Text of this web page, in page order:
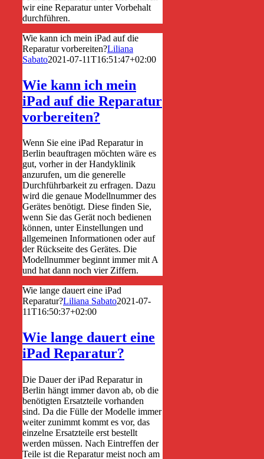
wir eine Reparatur unter Vorbehalt
durchführen.
Wie kann ich mein iPad auf die
Reparatur vorbereiten?Liliana
Sabato2021-07-11T16:51:47+02:00
Wie kann ich mein
iPad auf die Reparatur
vorbereiten?
Wenn Sie eine iPad Reparatur in
Berlin beauftragen möchten wäre es
gut, vorher in der Handyklinik
anzurufen, um die generelle
Durchführbarkeit zu erfragen. Dazu
wird die genaue Modellnummer des
Gerätes benötigt. Diese finden Sie,
wenn Sie das Gerät noch bedienen
können, unter Einstellungen und
allgemeinen Informationen oder auf
der Rückseite des Gerätes. Die
Modellnummer beginnt immer mit A
und hat dann noch vier Ziffern.
Wie lange dauert eine iPad
Reparatur?Liliana Sabato2021-07-
11T16:50:37+02:00
Wie lange dauert eine
iPad Reparatur?
Die Dauer der iPad Reparatur in
Berlin hängt immer davon ab, ob die
benötigten Ersatzteile vorhanden
sind. Da die Fülle der Modelle immer
weiter zunimmt kommt es vor, das
einzelne Ersatzteile erst bestellt
werden müssen. Nach Eintreffen der
Teile ist die Reparatur meist noch am